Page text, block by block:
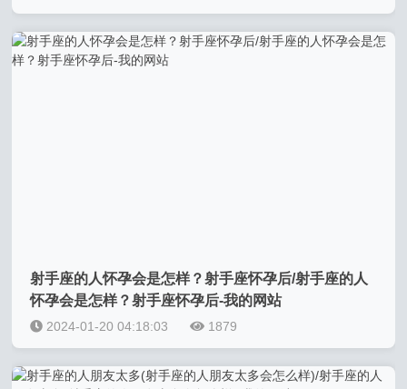
射手座的人怀孕会是怎样？射手座怀孕后/射手座的人
怀孕会是怎样？射手座怀孕后-我的网站
2024-01-20 04:18:03 1879